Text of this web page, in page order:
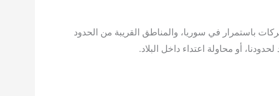
باستمرار في سوريا، والمناطق القريبة من الحدود
أو محاولة اعتداء داخل البلاد.